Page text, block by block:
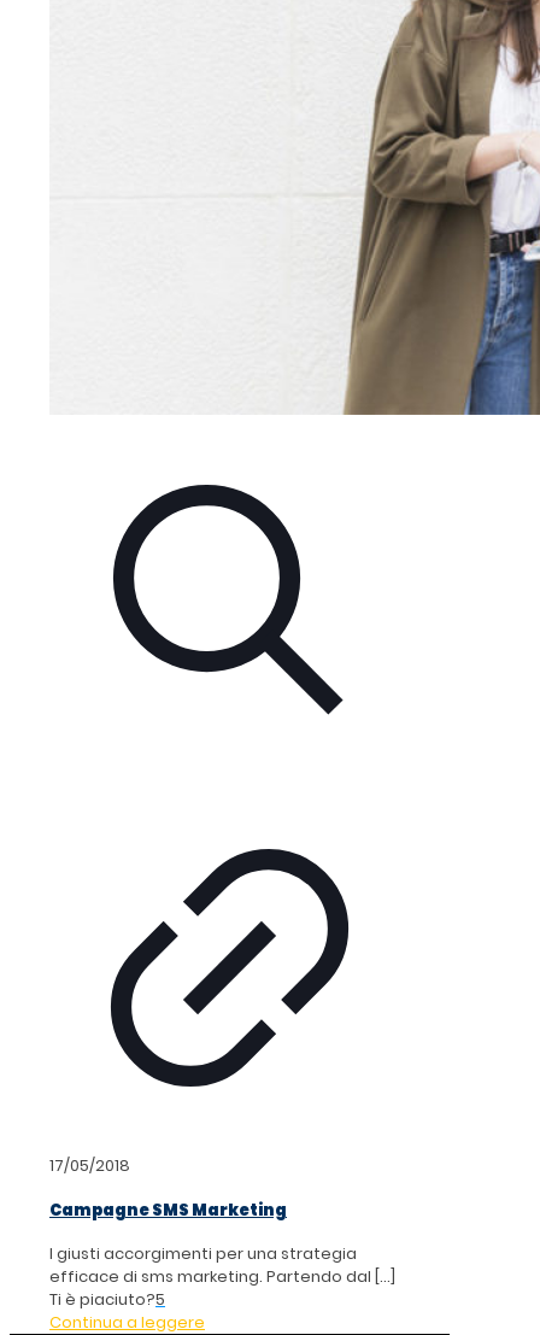
17/05/2018
Campagne SMS Marketing
I giusti accorgimenti per una strategia
efficace di sms marketing. Partendo dal […]
Ti è piaciuto?5
Continua a leggere